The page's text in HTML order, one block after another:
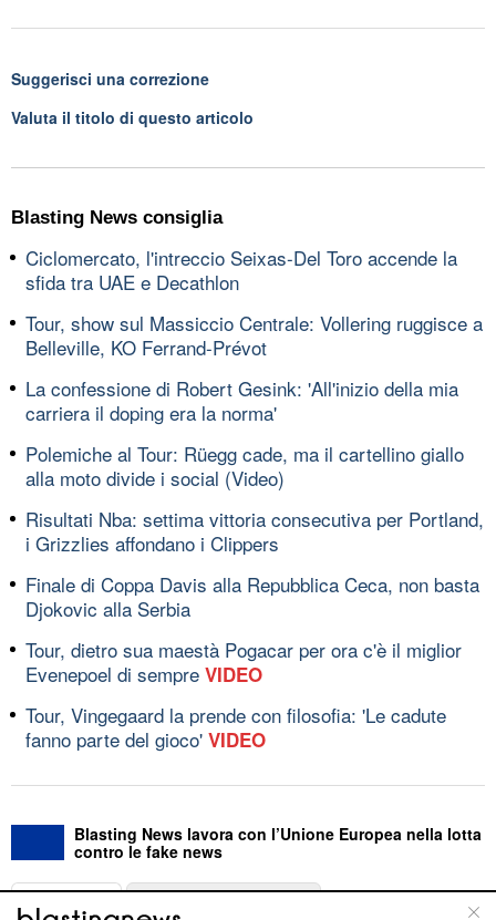
Suggerisci una correzione
Valuta il titolo di questo articolo
Blasting News consiglia
Ciclomercato, l'intreccio Seixas-Del Toro accende la
sfida tra UAE e Decathlon
Tour, show sul Massiccio Centrale: Vollering ruggisce a
Belleville, KO Ferrand-Prévot
La confessione di Robert Gesink: 'All'inizio della mia
carriera il doping era la norma'
Polemiche al Tour: Rüegg cade, ma il cartellino giallo
alla moto divide i social (Video)
Risultati Nba: settima vittoria consecutiva per Portland,
i Grizzlies affondano i Clippers
Finale di Coppa Davis alla Repubblica Ceca, non basta
Djokovic alla Serbia
Tour, dietro sua maestà Pogacar per ora c'è il miglior
Evenepoel di sempre VIDEO
Tour, Vingegaard la prende con filosofia: 'Le cadute
fanno parte del gioco' VIDEO
Blasting News lavora con l’Unione Europea nella lotta
contro le fake news
ABOUT